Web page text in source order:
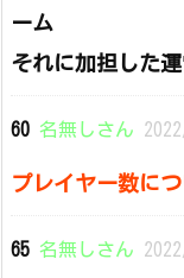
ーム
それに加担した
60 名無しさん
プレイヤー数に
65 名無しさん